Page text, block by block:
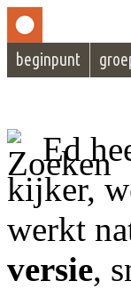
beginpunt
Ed
kijker,
werkt
versie,